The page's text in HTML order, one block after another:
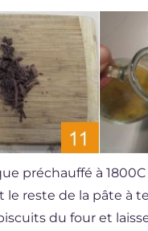
préchauffé à
le reste de la pâte à
du four et